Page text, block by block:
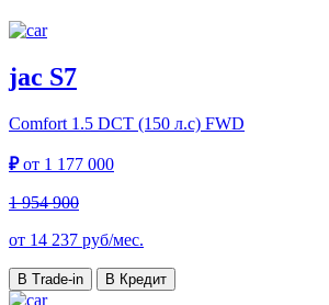
jac S7
Comfort 1.5 DCT (150 л.с) FWD
₽от 1 177 000
1 954 900
от 14 237 руб/мес.
В Trade-in В Кредит